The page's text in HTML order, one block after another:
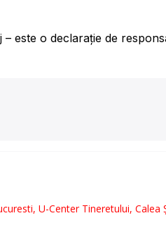
este o declarație de
U-Center Tineretului,